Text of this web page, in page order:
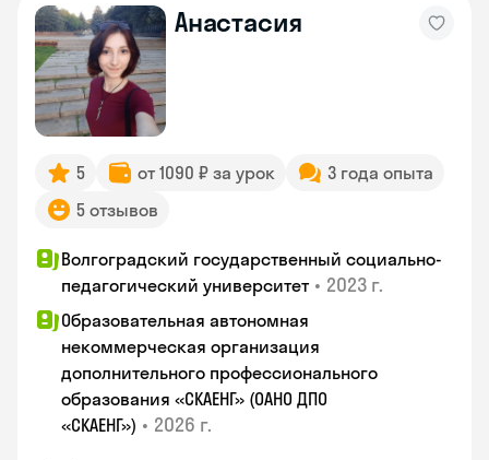
Анастасия
5 от 1090 ₽ за урок
3 года опыта
5 отзывов
Волгоградский государственный социально-
педагогический университет • 2023 г.
Образовательная автономная
некоммерческая организация
дополнительного профессионального
образования «СКАЕНГ» (ОАНО ДПО
«СКАЕНГ») • 2026 г.